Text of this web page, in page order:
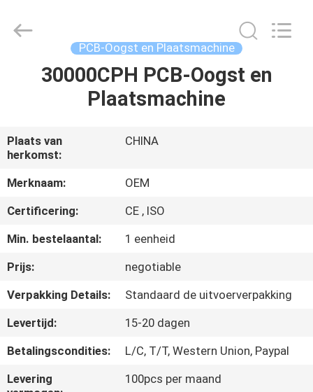
HUIS
ONGEVEER
ONS
FABRIEKSREIS
KWALITEITSCONTROLE
CONTACTEER
ONS
Enterprise
Management
PCB-Oogst en Plaatsmachine
30000CPH PCB-Oogst en
Plaatsmachine
Plaats van
herkomst:
CHINA
Merknaam:
OEM
Certificering:
CE , ISO
Min. bestelaantal:
1 eenheid
Prijs:
negotiable
Verpakking Details:
Standaard de uitvoerverpakking
Levertijd:
15-20 dagen
Betalingscondities:
L/C, T/T, Western Union, Paypal
Levering
100pcs per maand